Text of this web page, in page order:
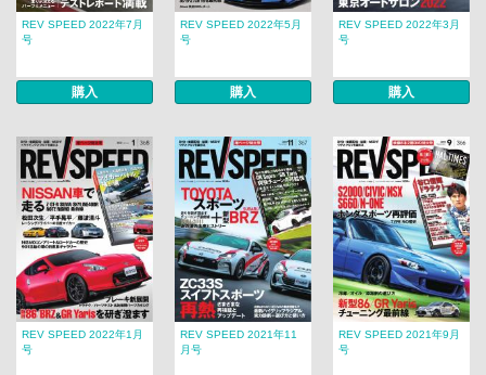
REV SPEED 2022年7月
号
購入
REV SPEED 2022年5月
号
購入
REV SPEED 2022年3月
号
購入
REV SPEED 2022年1月
号
REV SPEED 2021年11
月号
REV SPEED 2021年9月
号